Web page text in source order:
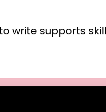
write supports